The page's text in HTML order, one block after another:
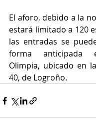
El aforo, debido a la
estará limitado a 120
las entradas se
forma anticipada
Olimpia, ubicado en
40, de Logroño.